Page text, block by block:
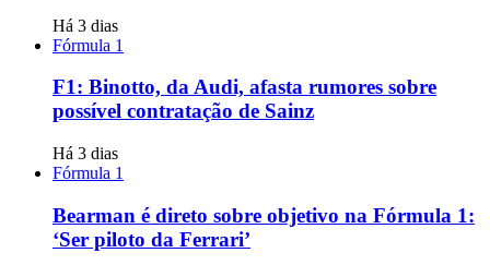
Há 3 dias
Fórmula 1
F1: Binotto, da Audi, afasta rumores sobre
possível contratação de Sainz
Há 3 dias
Fórmula 1
Bearman é direto sobre objetivo na Fórmula 1:
‘Ser piloto da Ferrari’